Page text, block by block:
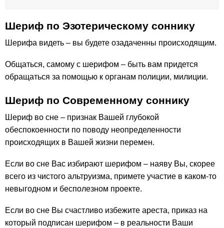
Шериф по Эзотерическому соннику
Шерифа видеть – вы будете озадаченны происходящим.
Общаться, самому с шерифом – быть вам придется
обращаться за помощью к органам полиции, милиции.
Шериф по Современному соннику
Шериф во сне – признак Вашей глубокой
обеспокоенности по поводу неопределенности
происходящих в Вашей жизни перемен.
Если во сне Вас избирают шерифом – наяву Вы, скорее
всего из чистого альтруизма, примете участие в каком-то
невыгодном и бесполезном проекте.
Если во сне Вы счастливо избежите ареста, приказ на
который подписан шерифом – в реальности Ваши